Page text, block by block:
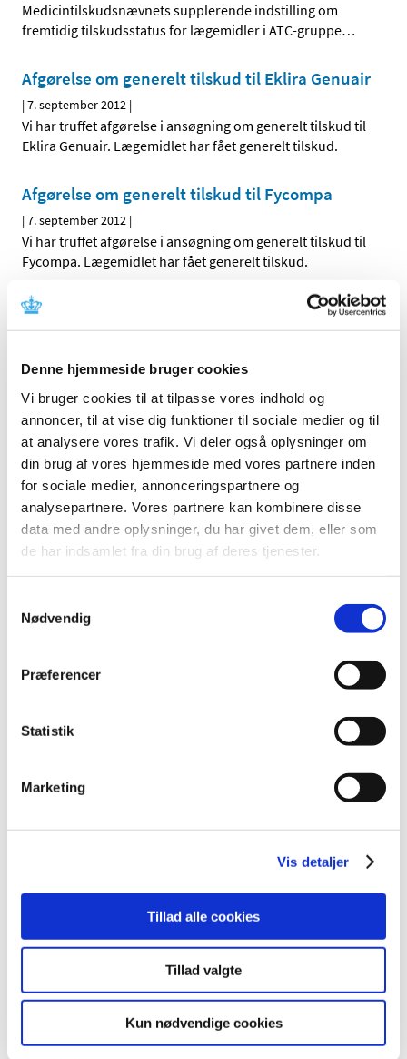
Denne hjemmeside bruger cookies
Vi bruger cookies til at tilpasse vores indhold og
annoncer, til at vise dig funktioner til sociale medier og til
at analysere vores trafik. Vi deler også oplysninger om
din brug af vores hjemmeside med vores partnere inden
for sociale medier, annonceringspartnere og
analysepartnere. Vores partnere kan kombinere disse
data med andre oplysninger, du har givet dem, eller som
de har indsamlet fra din brug af deres tjenester.
Nødvendig
Præferencer
Statistik
Marketing
Vis detaljer
Tillad alle cookies
Tillad valgte
Kun nødvendige cookies
Medicintilskudsnævnets supplerende indstilling om
fremtidig tilskudsstatus for lægemidler i ATC-gruppe…
Afgørelse om generelt tilskud til Eklira Genuair
|7. september 2012 |
Vi har truffet afgørelse i ansøgning om generelt tilskud til
Eklira Genuair. Lægemidlet har fået generelt tilskud.
Afgørelse om generelt tilskud til Fycompa
|7. september 2012 |
Vi har truffet afgørelse i ansøgning om generelt tilskud til
Fycompa. Lægemidlet har fået generelt tilskud.
Afgørelse om generelt tilskud til Hydromed
|6. september 2012|
til Hydromed. Lægemidlet har fået generelt tilskud fra
Alle (2506)
TID
2026 (84)
2025 (158)
2024 (224)
2023 (195)
2021 (516)
2019 (159)
2017 (167)
2015 (33)
2013 (49)
september (7)
juli (5)
maj (1)